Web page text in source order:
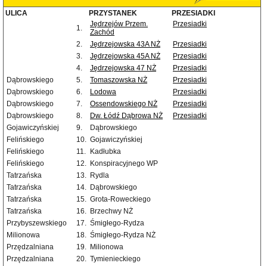
ULICA PRZYSTANEK
PRZESIADKI
1.
Jędrzejów Przem.
Zachód
Przesiadki
2. Jędrzejowska 43A NŻ
Przesiadki
3.
Jędrzejowska 45A NŻ
Przesiadki
4.
Jędrzejowska 47 NŻ
Przesiadki
Dąbrowskiego
5. Tomaszowska NŻ
Przesiadki
Dąbrowskiego
6. Lodowa
Przesiadki
Dąbrowskiego
7. Ossendowskiego NŻ
Przesiadki
Dąbrowskiego
8. Dw. Łódź Dąbrowa NŻ
Przesiadki
Gojawiczyńskiej
9.
Dąbrowskiego
Felińskiego
10. Gojawiczyńskiej
Felińskiego
11.
Kadłubka
Felińskiego
12. Konspiracyjnego WP
Tatrzańska
13. Rydla
Tatrzańska
14. Dąbrowskiego
Tatrzańska
15. Grota-Roweckiego
Tatrzańska
16. Brzechwy NŻ
Przybyszewskiego
17. Śmigłego-Rydza
Milionowa
18. Śmigłego-Rydza NŻ
Przędzalniana
19. Milionowa
Przędzalniana
20. Tymienieckiego